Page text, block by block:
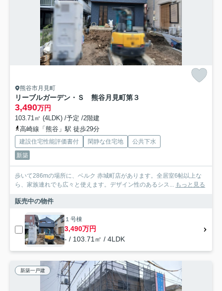
熊谷市月見町
リーブルガーデン・Ｓ 熊谷月見町第３
3,490万円
103.71㎡ (4LDK) /予定 /2階建
高崎線「熊谷」駅 徒歩29分
建設住宅性能評価書付 閑静な住宅地
公共下水
新築
歩いて286mの場所に、ベルク 赤城町店があります。全居室6帖以上な
ら、家族連れでも広々と使えます。デザイン性のあるシス... もっと見る
販売中の物件
１号棟
3,490万円
- / 103.71㎡ / 4LDK
新築一戸建